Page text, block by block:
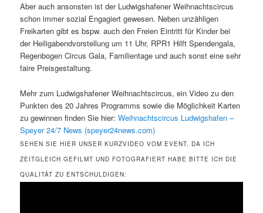
Aber auch ansonsten ist der Ludwigshafener Weihnachtscircus
schon immer sozial Engagiert gewesen. Neben unzähligen
Freikarten gibt es bspw. auch den Freien Eintritt für Kinder bei
der Heiligabendvorstellung um 11 Uhr, RPR1 Hilft Spendengala,
Regenbogen Circus Gala, Familientage und auch sonst eine sehr
faire Preisgestaltung.
Mehr zum Ludwigshafener Weihnachtscircus, ein Video zu den
Punkten des 20 Jahres Programms sowie die Möglichkeit Karten
zu gewinnen finden Sie hier:Weihnachtscircus Ludwigshafen –
Speyer 24/7 News (speyer24news.com)
SEHEN SIE HIER UNSER KURZVIDEO VOM EVENT, DA ICH
ZEITGLEICH GEFILMT UND FOTOGRAFIERT HABE BITTE ICH DIE
QUALITÄT ZU ENTSCHULDIGEN: